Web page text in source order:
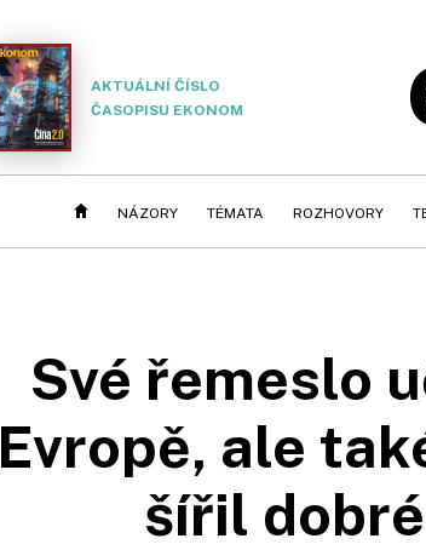
AKTUÁLNÍ ČÍSLO
ČASOPISU EKONOM
NÁZORY TÉMATA ROZHOVORY
Své řemeslo
Evropě, ale
šířil